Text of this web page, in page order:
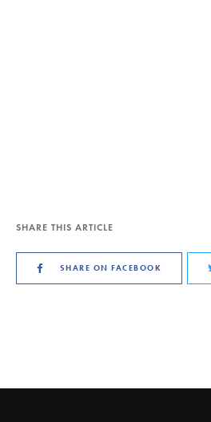
SHARE THIS ARTICLE
SHARE ON FACEBOOK